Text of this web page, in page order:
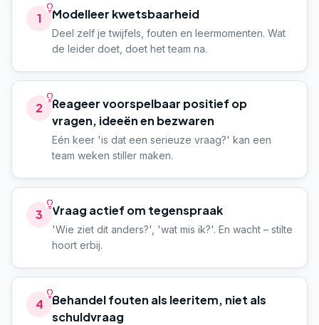
1 Modelleer kwetsbaarheid
Deel zelf je twijfels, fouten en leermomenten. Wat
de leider doet, doet het team na.
2
Reageer voorspelbaar positief op
vragen, ideeën en bezwaren
Eén keer 'is dat een serieuze vraag?' kan een
team weken stiller maken.
3 Vraag actief om tegenspraak
'Wie ziet dit anders?', 'wat mis ik?'. En wacht – stilte
hoort erbij.
4
Behandel fouten als leeritem, niet als
schuldvraag